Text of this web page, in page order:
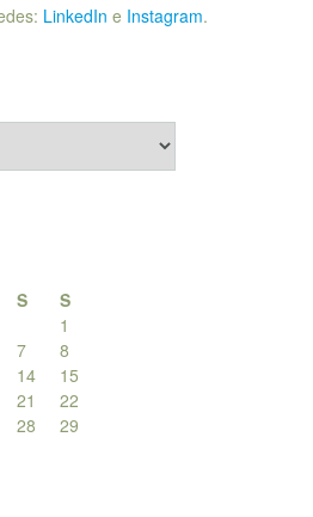
LinkedIn e Instagram.
S
S
1
7
8
14
15
21
22
28
29